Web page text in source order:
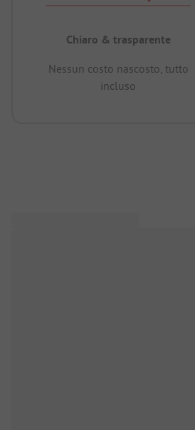
Chiaro & trasparente
Nessun costo nascosto, tutto
incluso